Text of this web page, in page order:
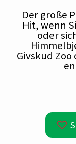
Der große
Hit, wenn
oder
Givskud